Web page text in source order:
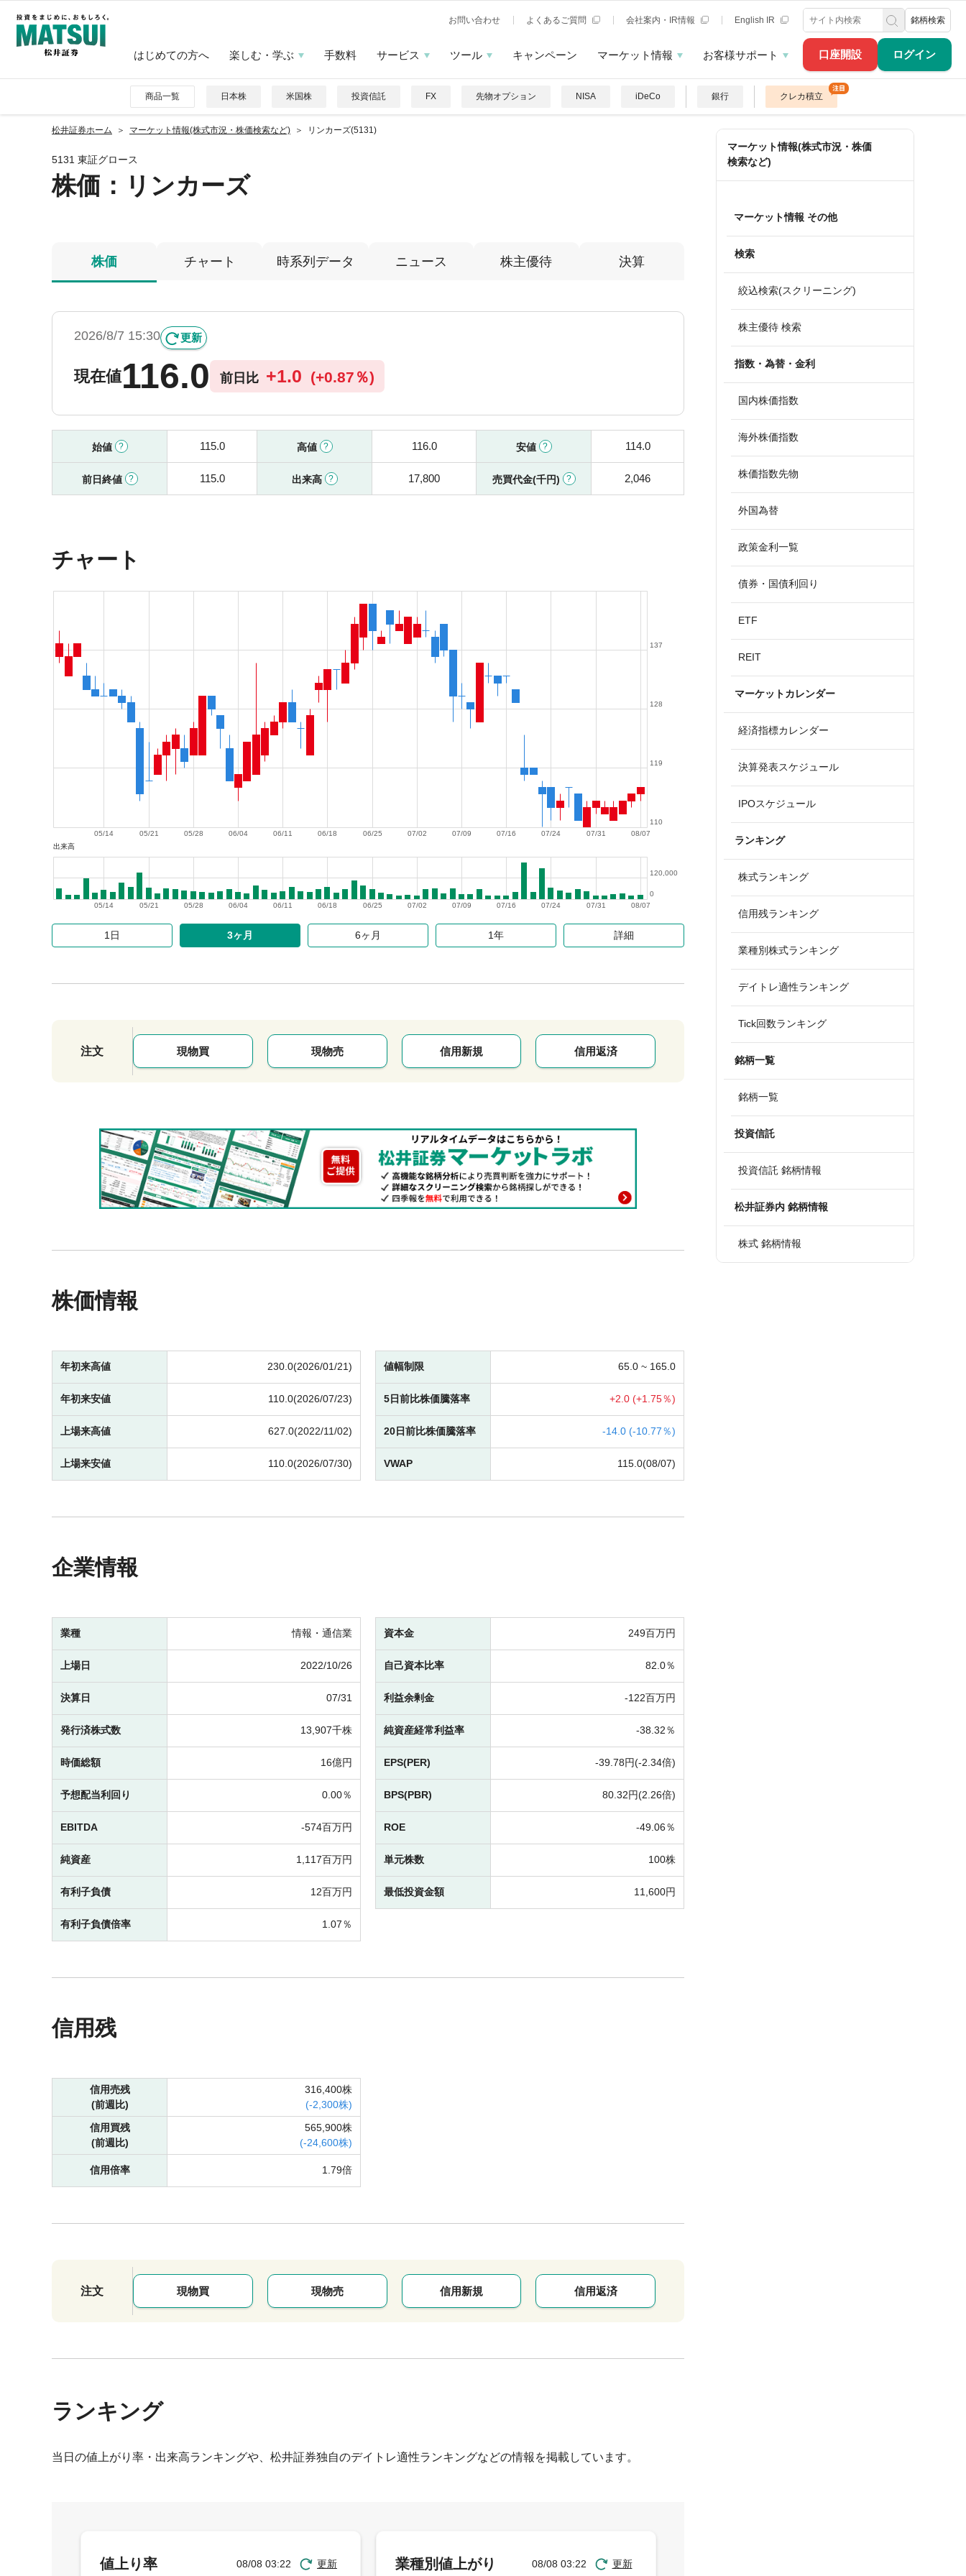
口座開設 ログイン
お問い合わせ よくあるご質問 会社案内・IR情報 English IR 銘柄検索
はじめての方へ 楽しむ・学ぶ 手数料 サービス ツール キャンペーン マーケット情報 お客様サポート
商品一覧 日本株 米国株 投資信託 FX 先物オプション NISA iDeCo 銀行 クレカ積立
松井証券ホーム マーケット情報(株式市況・株価検索など) リンカーズ(5131)
5131 東証グロース
株価 ：リンカーズ
株価 チャート 時系列データ ニュース 株主優待 決算
2026/8/7 15:30 更新
現在値116.0 前日比 +1.0 (+0.87％)
始値 115.0 高値 116.0 安値 114.0
前日終値 115.0 出来高 17,800 売買代金(千円) 2,046
チャート
08/07
07/31
07/24
07/16
07/09
07/02
06/25
06/18
06/11
06/04
05/28
05/21
05/14
110
119
128
137
出来高
08/07
07/31
07/24
07/16
07/09
07/02
06/25
06/18
06/11
06/04
05/28
05/21
05/14
0
120,000
1日 3ヶ月 6ヶ月 1年 詳細
注文 現物買 現物売 信用新規 信用返済
株価情報
年初来高値 230.0(2026/01/21)
年初来安値 110.0(2026/07/23)
上場来高値 627.0(2022/11/02)
上場来安値 110.0(2026/07/30)
値幅制限 65.0 ~ 165.0
5日前比株価騰落率 +2.0 (+1.75％)
20日前比株価騰落率 -14.0 (-10.77％)
VWAP 115.0(08/07)
企業情報
業種 情報・通信業
上場日 2022/10/26
決算日 07/31
発行済株式数 13,907千株
時価総額 16億円
予想配当利回り 0.00％
EBITDA -574百万円
純資産 1,117百万円
有利子負債 12百万円
有利子負債倍率 1.07％
資本金 249百万円
自己資本比率 82.0％
利益余剰金 -122百万円
純資産経常利益率 -38.32％
EPS(PER) -39.78円(-2.34倍)
BPS(PBR) 80.32円(2.26倍)
ROE -49.06％
単元株数 100株
最低投資金額 11,600円
信用残
信用売残
(前週比)
316,400株
(-2,300株)
信用買残
(前週比)
565,900株
(-24,600株)
信用倍率 1.79倍
注文 現物買 現物売 信用新規 信用返済
ランキング
当日の値上がり率・出来高ランキングや、松井証券独自のデイトレ適性ランキングなどの情報を掲載しています。
マーケット情報(株式市況・株価
検索など)
マーケット情報 その他
検索
絞込検索(スクリーニング)
株主優待 検索
指数・為替・金利
国内株価指数
海外株価指数
株価指数先物
外国為替
政策金利一覧
債券・国債利回り
ETF
REIT
マーケットカレンダー
経済指標カレンダー
決算発表スケジュール
IPOスケジュール
ランキング
株式ランキング
信用残ランキング
業種別株式ランキング
デイトレ適性ランキング
Tick回数ランキング
銘柄一覧
銘柄一覧
投資信託
投資信託 銘柄情報
松井証券内 銘柄情報
株式 銘柄情報